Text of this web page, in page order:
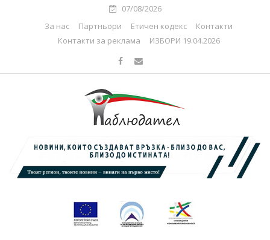
07/08/2026
За нас
Партньори Етичен кодекс
Контакти
Контакти за реклама
ИЗБОРИ 19.04.2026